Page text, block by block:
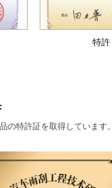
特許
の特許証を取得しています。